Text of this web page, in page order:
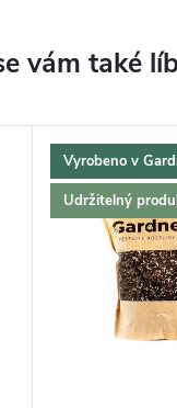
Vyrobeno v
Udržitelný